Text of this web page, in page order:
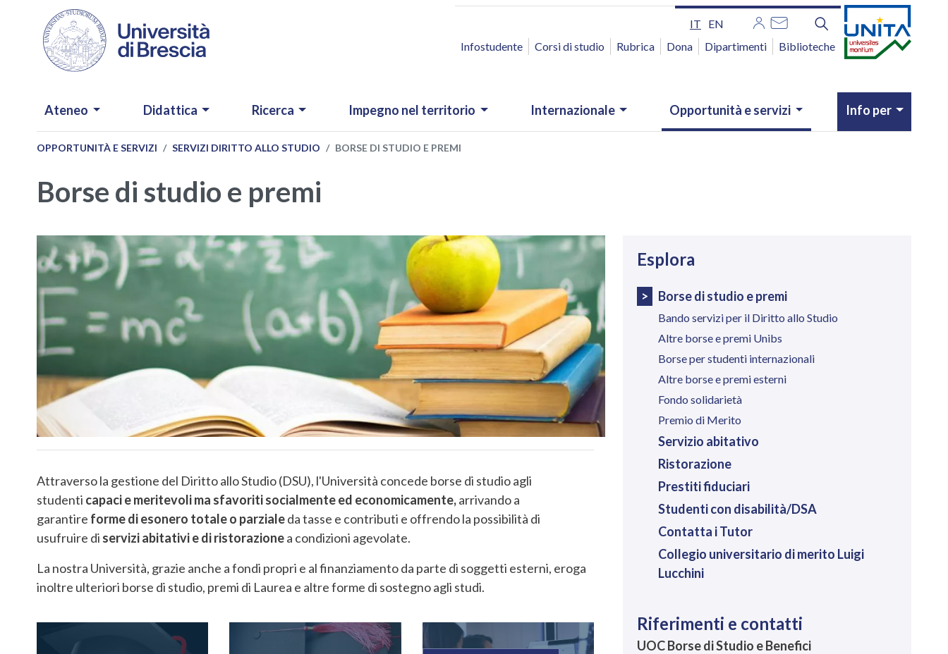
Salta al contenuto principale
IT EN
ACCESSO RAPIDO
Infostudente Corsi di studio Rubrica Dona Dipartimenti Biblioteche
NAVIGAZIONE PRINCIPALE
Ateneo Didattica Ricerca Impegno nel territorio Internazionale Opportunità e servizi Info per
OPPORTUNITÀ E SERVIZI SERVIZI DIRITTO ALLO STUDIO BORSE DI STUDIO E PREMI
Borse di studio e premi
Attraverso la gestione del Diritto allo Studio (DSU), l'Università concede borse di studio agli
studenti capaci e meritevoli ma sfavoriti socialmente ed economicamente,arrivando a
garantire forme di esonero totale o parzialeda tasse e contributi e offrendo la possibilità di
usufruire di servizi abitativi e di ristorazionea condizioni agevolate.
La nostra Università, grazie anche a fondi propri e al finanziamento da parte di soggetti esterni, eroga
inoltre ulteriori borse di studio, premi di Laurea e altre forme di sostegno agli studi.
Esplora
Borse di studio e premi
Bando servizi per il Diritto allo Studio
Altre borse e premi Unibs
Borse per studenti internazionali
Altre borse e premi esterni
Fondo solidarietà
Premio di Merito
Servizio abitativo
Ristorazione
Prestiti fiduciari
Studenti con disabilità/DSA
Contatta i Tutor
Collegio universitario di merito Luigi
Lucchini
Riferimenti e contatti
UOC Borse di Studio e Benefici